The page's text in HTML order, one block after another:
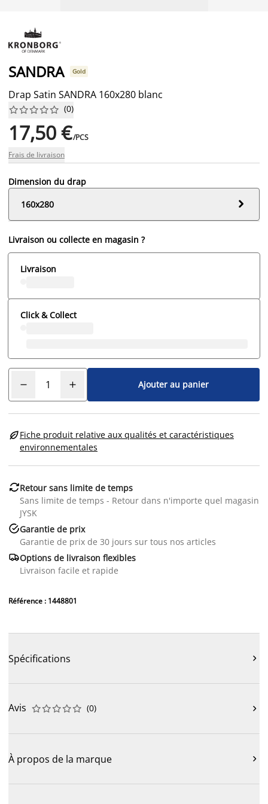
SANDRA Gold
Drap Satin SANDRA 160x280 blanc





 (0)
17,50 €/PCS
Frais de livraison
Dimension du drap
160x280

Livraison ou collecte en magasin ?
Livraison
Click & Collect
Ajouter au panier
Fiche produit relative aux qualités et caractéristiques
environnementales
Retour sans limite de temps
Sans limite de temps - Retour dans n'importe quel magasin
JYSK
Garantie de prix
Garantie de prix de 30 jours sur tous nos articles
Options de livraison flexibles
Livraison facile et rapide
Référence : 1448801
Spécifications 
Avis 




 (0) 
À propos de la marque 